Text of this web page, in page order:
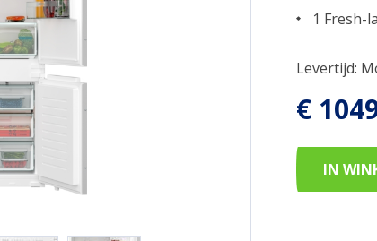
Levertijd:
1 Fresh-
€
IN